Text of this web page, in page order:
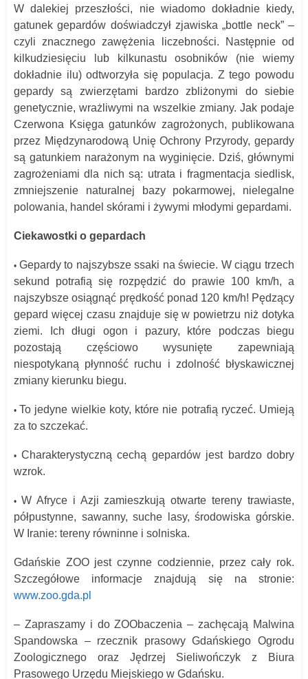
W dalekiej przeszłości, nie wiadomo dokładnie kiedy,
gatunek gepardów doświadczył zjawiska „bottle neck” –
czyli znacznego zawężenia liczebności. Następnie od
kilkudziesięciu lub kilkunastu osobników (nie wiemy
dokładnie ilu) odtworzyła się populacja. Z tego powodu
gepardy są zwierzętami bardzo zbliżonymi do siebie
genetycznie, wrażliwymi na wszelkie zmiany. Jak podaje
Czerwona Księga gatunków zagrożonych, publikowana
przez Międzynarodową Unię Ochrony Przyrody, gepardy
są gatunkiem narażonym na wyginięcie. Dziś, głównymi
zagrożeniami dla nich są: utrata i fragmentacja siedlisk,
zmniejszenie naturalnej bazy pokarmowej, nielegalne
polowania, handel skórami i żywymi młodymi gepardami.
Ciekawostki o gepardach
• Gepardy to najszybsze ssaki na świecie. W ciągu trzech
sekund potrafią się rozpędzić do prawie 100 km/h, a
najszybsze osiągnąć prędkość ponad 120 km/h! Pędzący
gepard więcej czasu znajduje się w powietrzu niż dotyka
ziemi. Ich długi ogon i pazury, które podczas biegu
pozostają częściowo wysunięte zapewniają
niespotykaną płynność ruchu i zdolność błyskawicznej
zmiany kierunku biegu.
• To jedyne wielkie koty, które nie potrafią ryczeć. Umieją
za to szczekać.
• Charakterystyczną cechą gepardów jest bardzo dobry
wzrok.
• W Afryce i Azji zamieszkują otwarte tereny trawiaste,
półpustynne, sawanny, suche lasy, środowiska górskie.
W Iranie: tereny równinne i solniska.
Gdańskie ZOO jest czynne codziennie, przez cały rok.
Szczegółowe informacje znajdują się na stronie:
www.zoo.gda.pl
– Zapraszamy i do ZOObaczenia – zachęcają Malwina
Spandowska – rzecznik prasowyGdańskiego Ogrodu
Zoologicznego oraz Jędrzej Sieliwończyk z Biura
Prasowego Urzędu Miejskiego w Gdańsku.